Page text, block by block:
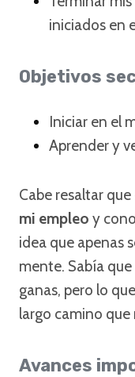
iniciados en
Objetivos
Iniciar en el
Aprender y
Cabe resaltar
mi empleo y
idea que apenas
mente. Sabía
ganas, pero lo
largo camino que
Avances